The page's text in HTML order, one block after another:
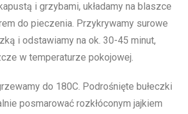
i grzybami, układamy na blaszce
do pieczenia. Przykrywamy surowe
i odstawiamy na ok. 30-45 minut,
w temperaturze pokojowej.
do 180C. Podrośnięte bułeczki
posmarować rozkłóconym jajkiem